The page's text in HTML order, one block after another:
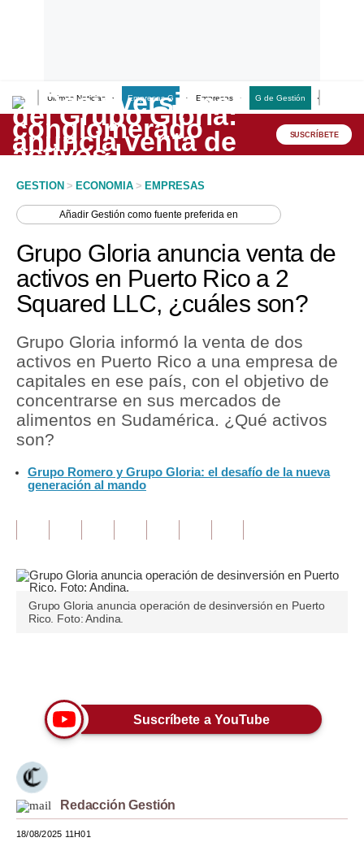
Últimas Noticias Empresas G Empresas G de Gestión
Lo último
Peru Quiosco
Economía
Mercados
Política
Tu Dinero
Finanzas Personales
Plus G
Opinión
Pregunta de hoy
Blogs
Viajes
Estilos
Mundo
SUSCRÍBETE
GESTION > ECONOMIA > EMPRESAS
AñadirGestión como fuente preferida en
Grupo Gloria anuncia venta de
activos en Puerto Rico a 2
Squared LLC, ¿cuáles son?
Grupo Gloria informó la venta de dos
activos en Puerto Rico a una empresa de
capitales en ese país, con el objetivo de
concentrarse en sus mercados de
alimentos en Sudamérica. ¿Qué activos
son?
Grupo Romero y Grupo Gloria: el desafío de la nueva
generación al mando
Grupo Gloria anuncia operación de desinversión en Puerto
Rico. Foto: Andina.
Suscríbete a YouTube
Redacción Gestión
18/08/2025 11H01